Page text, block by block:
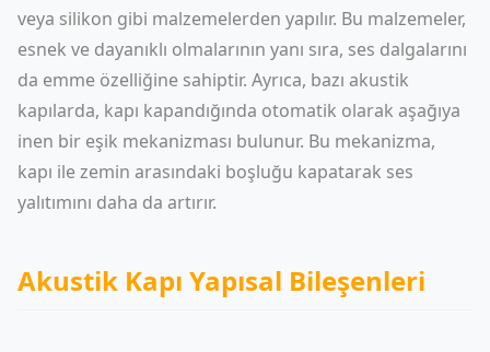
veya silikon gibi malzemelerden yapılır. Bu malzemeler,
esnek ve dayanıklı olmalarının yanı sıra, ses dalgalarını
da emme özelliğine sahiptir. Ayrıca, bazı akustik
kapılarda, kapı kapandığında otomatik olarak aşağıya
inen bir eşik mekanizması bulunur. Bu mekanizma,
kapı ile zemin arasındaki boşluğu kapatarak ses
yalıtımını daha da artırır.
Akustik Kapı Yapısal Bileşenleri